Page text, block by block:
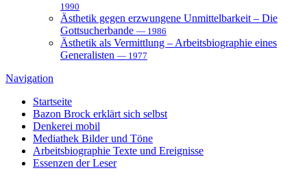
1990
Ästhetik gegen erzwungene Unmittelbarkeit – Die
Gottsucherbande — 1986
Ästhetik als Vermittlung – Arbeitsbiographie eines
Generalisten — 1977
Navigation
Startseite
Bazon Brock erklärt sich selbst
Denkerei mobil
Mediathek Bilder und Töne
Arbeitsbiographie Texte und Ereignisse
Essenzen der Leser